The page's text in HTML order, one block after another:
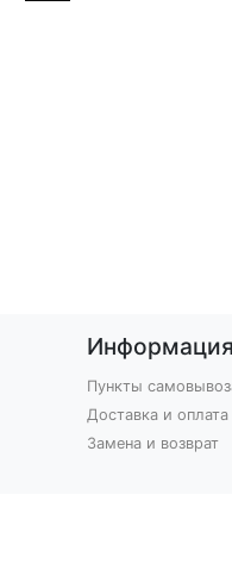
Информация
Пункты
Доставка и оплата
Замена и возврат